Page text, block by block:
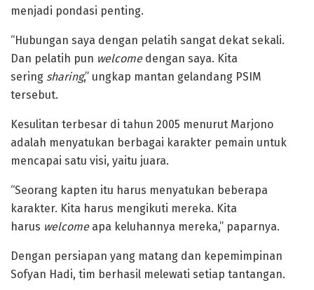
menjadi pondasi penting.
“Hubungan saya dengan pelatih sangat dekat sekali.
Dan pelatih pun welcomedengan saya. Kita
sering sharing,” ungkap mantan gelandang PSIM
tersebut.
Kesulitan terbesar di tahun 2005 menurut Marjono
adalah menyatukan berbagai karakter pemain untuk
mencapai satu visi, yaitu juara.
“Seorang kapten itu harus menyatukan beberapa
karakter. Kita harus mengikuti mereka. Kita
harus welcomeapa keluhannya mereka,” paparnya.
Dengan persiapan yang matang dan kepemimpinan
Sofyan Hadi, tim berhasil melewati setiap tantangan.